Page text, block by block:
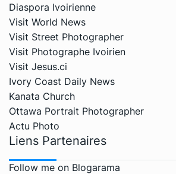
Diaspora Ivoirienne
Visit World News
Visit Street Photographer
Visit Photographe Ivoirien
Visit Jesus.ci
Ivory Coast Daily News
Kanata Church
Ottawa Portrait Photographer
Actu Photo
Liens Partenaires
Follow me on Blogarama